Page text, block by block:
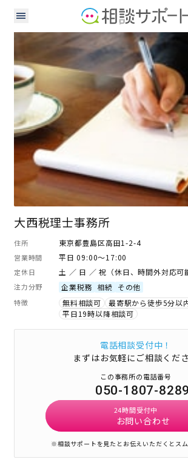
大西税理士事務所
住所 東京都豊島区高田1-2-4
営業時間 平日 09:00～17:00
定休日 土 ／ 日 ／ 祝（休日、時間外対応可
注力分野 企業税務 相続 その他
特徴 無料相談可 最寄駅から徒歩5分以
平日19時以降相談可
電話相談受付中！
まずはお気軽にご相談くだ
この事務所の電話番号
050-1807-8289
24時間受付中
お問い合わせ
※相談サポートを見たとお伝えいただくとスム